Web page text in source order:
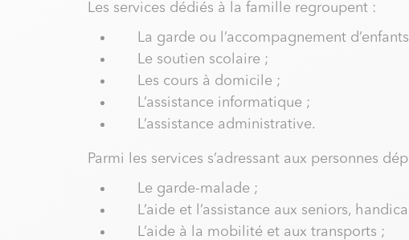
Les services dédiés à la famille regroupent :
La garde ou l’accompagnement
Le soutien scolaire ;
Les cours à domicile ;
L’assistance informatique ;
L’assistance administrative.
Parmi les services s’adressant aux personnes
Le garde-malade ;
L’aide et l’assistance aux seniors,
L’aide à la mobilité et aux transports ;